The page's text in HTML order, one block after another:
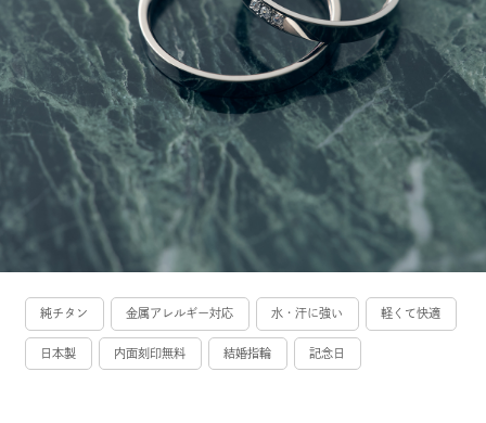
純チタン 金属アレルギー対応 水・汗に強い 軽くて快適
日本製 内面刻印無料 結婚指輪 記念日